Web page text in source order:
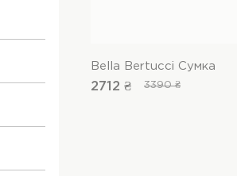
Bella Bertucci Сумка
2712 ₴ 3390 ₴